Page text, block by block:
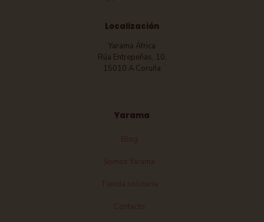
Localización
Yarama África
Rúa Entrepeñas, 10,
15010 A Coruña
Yarama